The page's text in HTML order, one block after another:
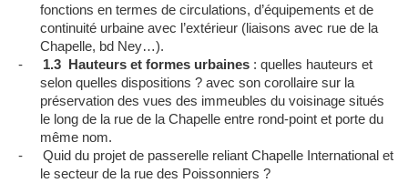
fonctions en termes de circulations, d’équipements et de
continuité urbaine avec l’extérieur (liaisons avec rue de la
Chapelle, bd Ney…).
-
1.3 Hauteurs et formes urbaines : quelles hauteurs et
selon quelles dispositions ? avec son corollaire sur la
préservation des vues des immeubles du voisinage situés
le long de la rue de la Chapelle entre rond-point et porte du
même nom.
-
Quid du projet de passerelle reliant Chapelle International et
le secteur de la rue des Poissonniers ?